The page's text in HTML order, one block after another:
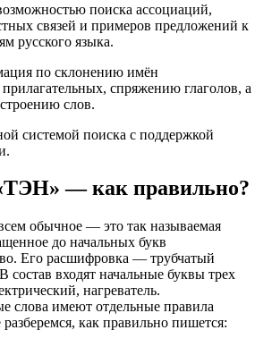
поиска ассоциаций,
связей и примеров предложений к
русского языка.
по склонению имён
спряжению глаголов, а
слов.
системой поиска с поддержкой
— как правильно?
обычное — это так называемая
до начальных букв
Его расшифровка — трубчатый
состав входят начальные буквы трех
нагреватель.
слова имеют отдельные правила
как правильно пишется: